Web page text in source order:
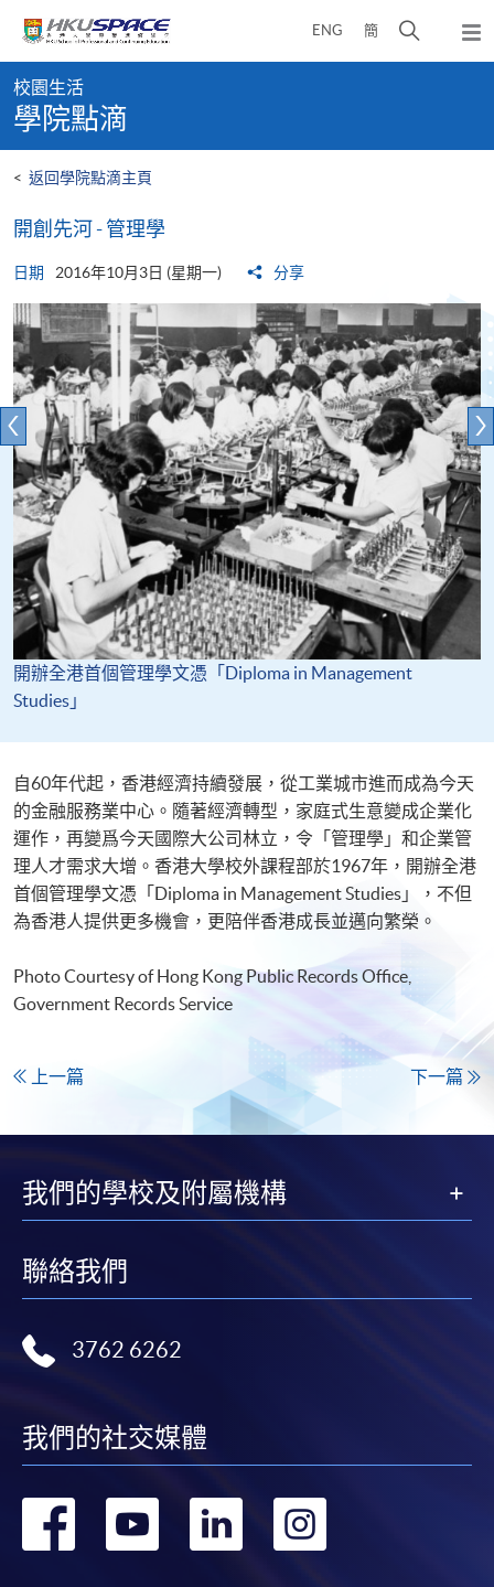
content
ENG 簡
開
彈
出
content
start
校園生活
學院點滴
< 返回學院點滴主頁
開創先河 - 管理學
日期 2016年10月3日 (星期一) 分享
開辦全港首個管理學文憑「Diploma in Management
Studies」
自60年代起，香港經濟持續發展，從工業城市進而成為今天
的金融服務業中心。隨著經濟轉型，家庭式生意變成企業化
運作，再變爲今天國際大公司林立，令「管理學」和企業管
理人才需求大增。香港大學校外課程部於1967年，開辦全港
首個管理學文憑「Diploma in Management Studies」，不但
為香港人提供更多機會，更陪伴香港成長並邁向繁榮。
Photo Courtesy of Hong Kong Public Records Office,
Government Records Service
上一篇 下一篇
我們的學校及附屬機構
聯絡我們
3762 6262
我們的社交媒體
轉 轉 轉 轉